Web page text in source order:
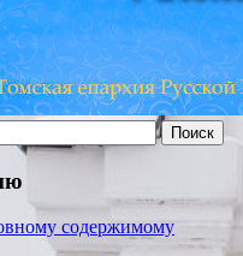
содержимому